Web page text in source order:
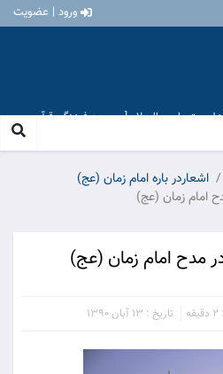
ورود | عضویت
اهل بیت علیهم السلام [ موسسه فرهنگی قرآن و
اشعاردر باره امام زمان (عج)
امام زمان (عج)
مدح امام زمان (عج)
تاریخ : 13 آبان 1390